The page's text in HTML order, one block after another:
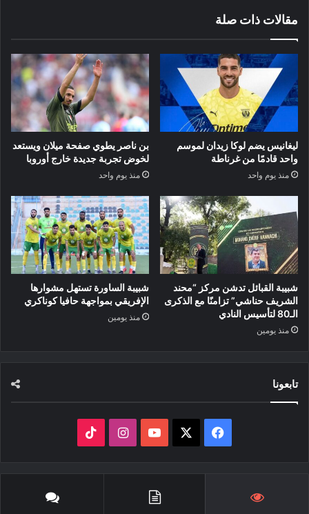
مقالات ذات صلة
ليغانيس يضم لوكا زيدان لموسم
واحد قادمًا من غرناطة
منذ يوم واحد
بن ناصر يطوي صفحة ميلان ويستعد
لخوض تجربة جديدة خارج أوروبا
منذ يوم واحد
شبيبة القبائل تدشن مركز “محند
الشريف حناشي” تزامنًا مع الذكرى
الـ80 لتأسيس النادي
منذ يومين
شبيبة الساورة تستهل مشوارها
الإفريقي بمواجهة حافيا كوناكري
منذ يومين
تابعونا
فيسبوك ‫YouTubeانستقرام